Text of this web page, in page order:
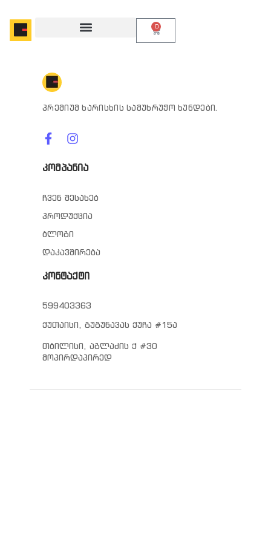
0
პრემიუმ ხარისხის სამუხრუჭო ხუნდები.
კომპანია
ჩვენ შესახებ
პროდუქცია
ბლოგი
დაკავშირება
კონტაქტი
599403363
ქუთაისი, გუგუნავას ქუჩა #15ა
თბილისი, აგლაძის ქ #30
მოპირდაპირედ